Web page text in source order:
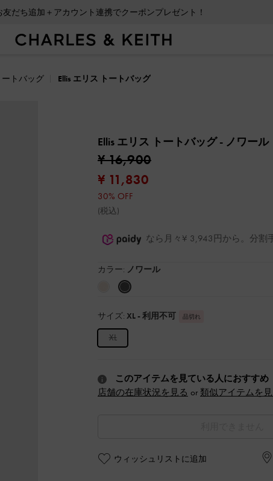
友だち追加＋アカウント連携でクーポンプレゼント！
ートバッグ Ellis エリス トートバッグ
Ellis エリス トートバッグ- ノワール
¥ 16,900
¥ 11,830
30% OFF
(税込)
なら月々¥ 3,943円から。分割
カラー: ノワール
サイズ: XL - 利用不可 品切れ
XL
このアイテムを見ている人におすすめ
店舗の在庫状況を見る or 類似アイテムを
ウィッシュリストに追加